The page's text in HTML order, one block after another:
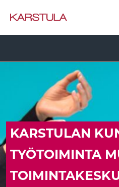
KARSTULAN
TYÖTOIMINTA